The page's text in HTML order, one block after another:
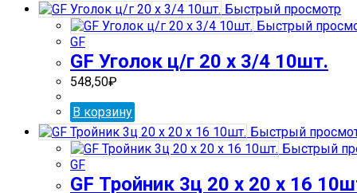
Быстрый просмотр
Быстрый
GF
GF Уголок ц/г 20 х 3/4 10шт.
548,50₽
В корзину
Быстрый
Быстрый
GF
GF Тройник 3ц 20 х 20 х 16